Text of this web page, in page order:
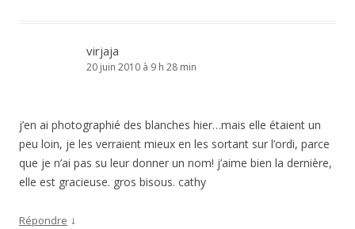
virjaja
20 juin 2010 à 9 h 28 min
j’en ai photographié des blanches hier…mais elle étaient un
peu loin, je les verraient mieux en les sortant sur l’ordi, parce
que je n’ai pas su leur donner un nom! j’aime bien la dernière,
elle est gracieuse. gros bisous. cathy
Répondre ↓